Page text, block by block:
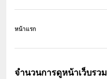
หน้าแรก
จำนวนการดูหน้าเว็บรวม